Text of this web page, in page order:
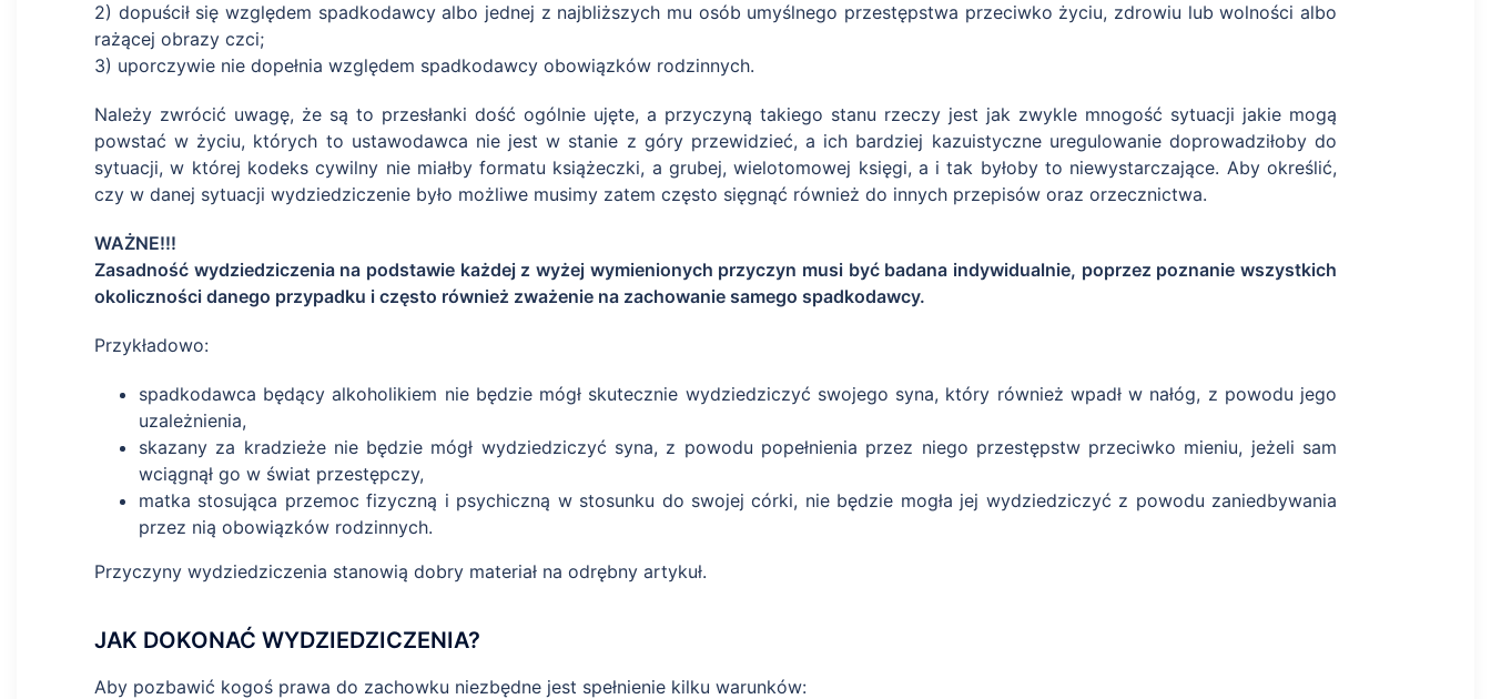
2) dopuścił się względem spadkodawcy albo jednej z najbliższych mu osób umyślnego przestępstwa przeciwko życiu, zdrowiu lub wolności albo
rażącej obrazy czci;
3) uporczywie nie dopełnia względem spadkodawcy obowiązków rodzinnych.
Należy zwrócić uwagę, że są to przesłanki dość ogólnie ujęte, a przyczyną takiego stanu rzeczy jest jak zwykle mnogość sytuacji jakie mogą
powstać w życiu, których to ustawodawca nie jest w stanie z góry przewidzieć, a ich bardziej kazuistyczne uregulowanie doprowadziłoby do
sytuacji, w której kodeks cywilny nie miałby formatu książeczki, a grubej, wielotomowej księgi, a i tak byłoby to niewystarczające. Aby określić,
czy w danej sytuacji wydziedziczenie było możliwe musimy zatem często sięgnąć również do innych przepisów oraz orzecznictwa.
WAŻNE!!!
Zasadność wydziedziczenia na podstawie każdej z wyżej wymienionych przyczyn musi być badana indywidualnie, poprzez poznanie wszystkich
okoliczności danego przypadku i często również zważenie na zachowanie samego spadkodawcy.
Przykładowo:
spadkodawca będący alkoholikiem nie będzie mógł skutecznie wydziedziczyć swojego syna, który również wpadł w nałóg, z powodu jego
uzależnienia,
skazany za kradzieże nie będzie mógł wydziedziczyć syna, z powodu popełnienia przez niego przestępstw przeciwko mieniu, jeżeli sam
wciągnął go w świat przestępczy,
matka stosująca przemoc fizyczną i psychiczną w stosunku do swojej córki, nie będzie mogła jej wydziedziczyć z powodu zaniedbywania
przez nią obowiązków rodzinnych.
Przyczyny wydziedziczenia stanowią dobry materiał na odrębny artykuł.
JAK DOKONAĆ WYDZIEDZICZENIA?
Aby pozbawić kogoś prawa do zachowku niezbędne jest spełnienie kilku warunków: